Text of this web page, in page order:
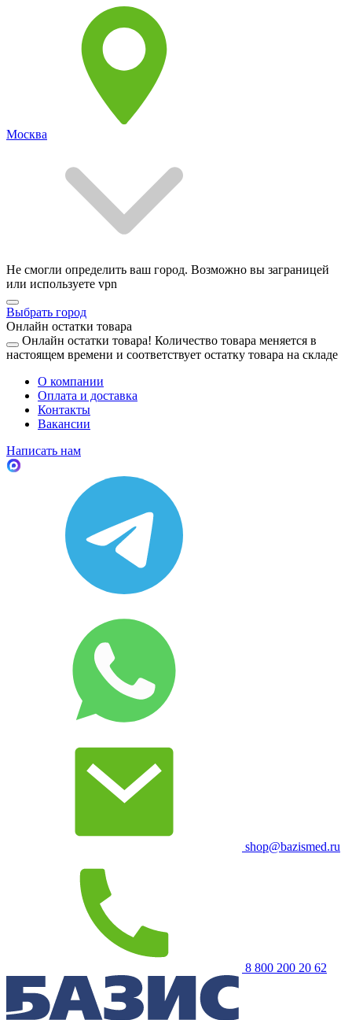
Москва
Не смогли определить ваш город. Возможно вы заграницей
или используете vpn
Выбрать город
Онлайн остатки товара
Онлайн остатки товара! Количество товара меняется в
настоящем времени и соответствует остатку товара на складе
О компании
Оплата и доставка
Контакты
Вакансии
Написать нам
shop@bazismed.ru
8 800 200 20 62